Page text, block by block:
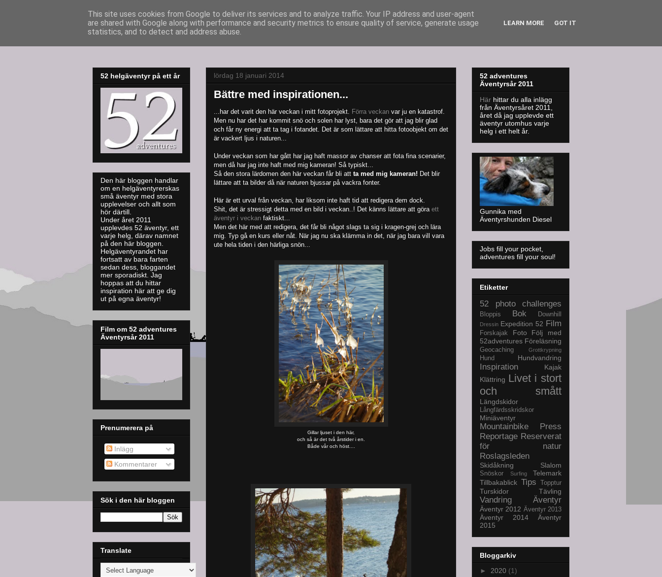
52adventures
lördag 18 januari 2014
Bättre med inspirationen...
...har det varit den här veckan i mitt fotoprojekt. Förra veckan var ju en katastrof.
Men nu har det har kommit snö och solen har lyst, bara det gör att jag blir glad
och får ny energi att ta tag i fotandet. Det är som lättare att hitta fotoobjekt om det
är vackert ljus i naturen...
Under veckan som har gått har jag haft massor av chanser att fota fina scenarier,
men då har jag inte haft med mig kameran! Så typiskt...
Så den stora lärdomen den här veckan får bli att ta med mig kameran! Det blir
lättare att ta bilder då när naturen bjussar på vackra fonter.
Här är ett urval från veckan, har liksom inte haft tid att redigera dem dock.
Shit, det är stressigt detta med en bild i veckan..! Det känns lättare att göra ett
äventyr i veckan faktiskt...
Men det här med att redigera, det får bli något slags ta sig i kragen-grej och lära
mig. Typ gå en kurs eller nåt. När jag nu ska klämma in det, när jag bara vill vara
ute hela tiden i den härliga snön...
Gillar ljuset i den här,
och så är det två årstider i en.
Både vår och höst....
52 helgäventyr på ett år
Den här bloggen handlar
om en helgäventyrerskas
små äventyr med stora
upplevelser och allt som
hör därtill.
Under året 2011
upplevdes 52 äventyr, ett
varje helg, därav namnet
på den här bloggen.
Helgäventyrandet har
fortsatt av bara farten
sedan dess, bloggandet
mer sporadiskt. Jag
hoppas att du hittar
inspiration här att ge dig
ut på egna äventyr!
Film om 52 adventures
Äventyrsår 2011
Prenumerera på
Inlägg
Kommentarer
Sök i den här bloggen
Translate
52 adventures
Äventyrsår 2011
Här hittar du alla inlägg
från Äventyrsåret 2011,
året då jag upplevde ett
äventyr utomhus varje
helg i ett helt år.
Gunnika med
Äventyrshunden Diesel
Jobs fill your pocket,
adventures fill your soul!
Etiketter
52 photo challenges
Bloppis Bok Downhill
Dressin Expedition 52 Film
Forskajak Foto
Följ med
52adventures Föreläsning
Geocaching Grottkrypning
Hund Hundvandring
Inspiration
Kajak
Klättring Livet i stort
och smått
Längdskidor
Långfärdsskridskor
Miniäventyr
Mountainbike
Press
Reportage Reserverat
för natur
Roslagsleden
Skidåkning Slalom
Snöskor Surfing
Telemark
Tillbakablick Tips Topptur
Turskidor Tävling
Vandring Äventyr
Äventyr 2012 Äventyr 2013
Äventyr 2014
Äventyr
2015
Bloggarkiv
► 2020 (1)
This site uses cookies from Google to deliver its services and to analyze traffic. Your IP address and user-agent
are shared with Google along with performance and security metrics to ensure quality of service, generate usage
statistics, and to detect and address abuse.
LEARN MORE GOT IT